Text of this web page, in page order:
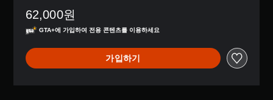
별
점
으
로
부
터
62,000원
GTA+에 가입하여 전용 콘텐츠를 이용하세요
가입하기